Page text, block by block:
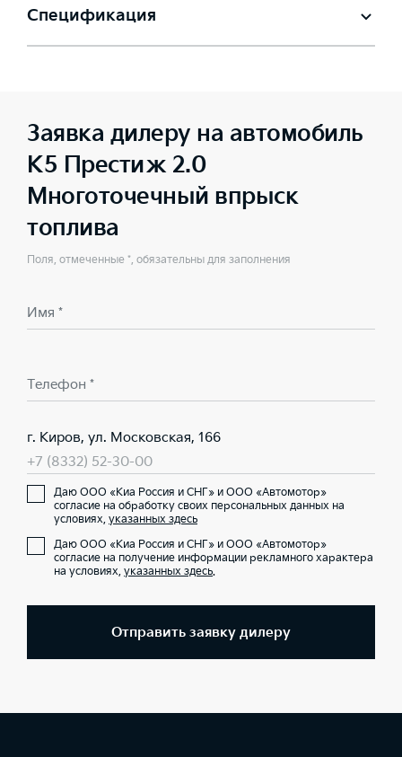
Спецификация
Заявка дилеру на автомобиль
K5 Престиж 2.0
Многоточечный впрыск
топлива
Поля, отмеченные *, обязательны для заполнения
Имя *
Телефон *
г. Киров, ул. Московская, 166
+7 (8332) 52-30-00
Даю ООО «Киа Россия и СНГ» и ООО «Автомотор»
согласие на обработку своих персональных данных на
условиях, указанных здесь
Даю ООО «Киа Россия и СНГ» и ООО «Автомотор»
согласие на получение информации рекламного характера
на условиях, указанных здесь.
Отправить заявку дилеру